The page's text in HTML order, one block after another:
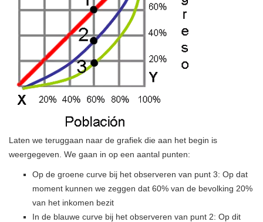
Laten we teruggaan naar de grafiek die aan het begin is
weergegeven. We gaan in op een aantal punten:
Op de groene curve bij het observeren van punt 3: Op dat
moment kunnen we zeggen dat 60% van de bevolking 20%
​​van het inkomen bezit
In de blauwe curve bij het observeren van punt 2: Op dit